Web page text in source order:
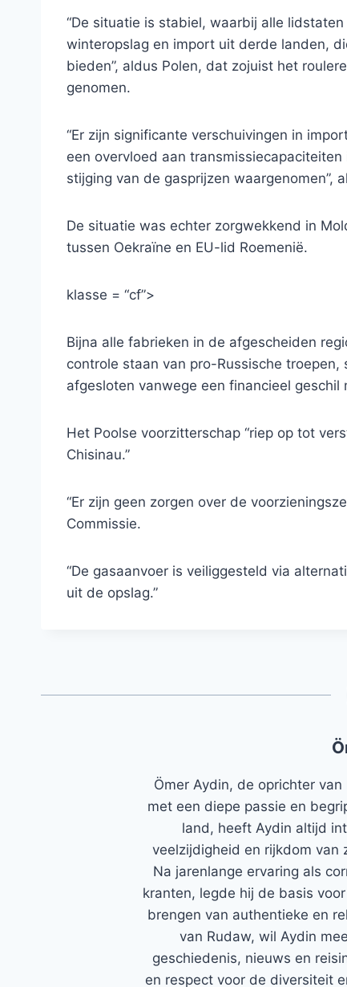
“De situatie is stabiel, waarbij alle
winteropslag en import uit derde landen,
bieden”, aldus Polen, dat zojuist het
genomen.
“Er zijn significante verschuivingen in
een overvloed aan
stijging van de gasprijzen waargenomen”,
De situatie was echter zorgwekkend in
tussen Oekraïne en EU-lid Roemenië.
klasse = “cf”>
Bijna alle fabrieken in de afgescheiden
controle staan ​​van pro-Russische
afgesloten vanwege een financieel
Het Poolse voorzitterschap “riep op tot
Chisinau.”
“Er zijn geen zorgen over de
Commissie.
“De gasaanvoer is veiliggesteld via
uit de opslag.”
Ömer Aydin, de oprichter
met een diepe passie en
land, heeft Aydin altijd
veelzijdigheid en rijkdom van
Na jarenlange ervaring als
kranten, legde hij de basis
brengen van authentieke en
van Rudaw, wil Aydin
geschiedenis, nieuws en
en respect voor de diversiteit